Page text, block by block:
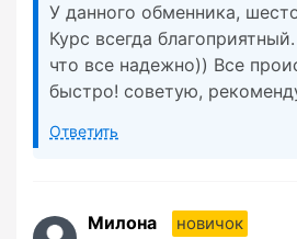
У данного обменника,
Курс всегда
что все надежно)) Все
быстро! советую,
Ответить
Милона новичок